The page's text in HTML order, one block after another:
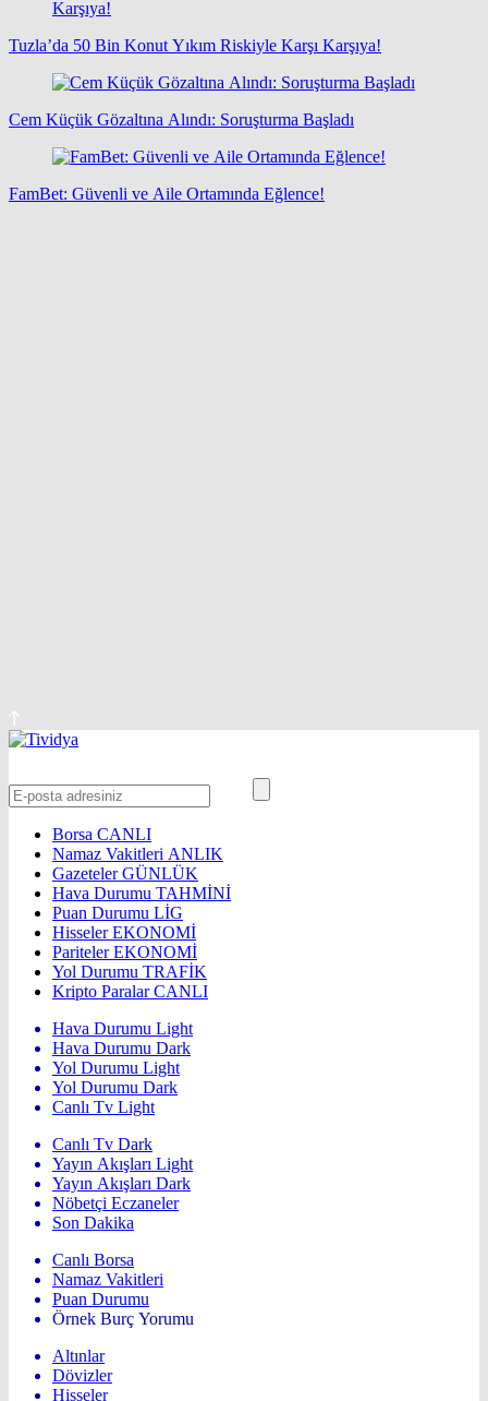
Tuzla’da 50 Bin Konut Yıkım Riskiyle Karşı Karşıya!
Cem Küçük Gözaltına Alındı: Soruşturma Başladı
FamBet: Güvenli ve Aile Ortamında Eğlence!
Borsa CANLI
Namaz Vakitleri ANLIK
GazetelerGÜNLÜK
Hava Durumu TAHMİNİ
Puan Durumu LİG
HisselerEKONOMİ
ParitelerEKONOMİ
Yol Durumu TRAFİK
Kripto ParalarCANLI
Hava Durumu Light
Hava Durumu Dark
Yol Durumu Light
Yol Durumu Dark
Canlı Tv Light
Canlı Tv Dark
Yayın Akışları Light
Yayın Akışları Dark
Nöbetçi Eczaneler
Son Dakika
Canlı Borsa
Namaz Vakitleri
Puan Durumu
Örnek Burç Yorumu
Altınlar
Dövizler
Hisseler